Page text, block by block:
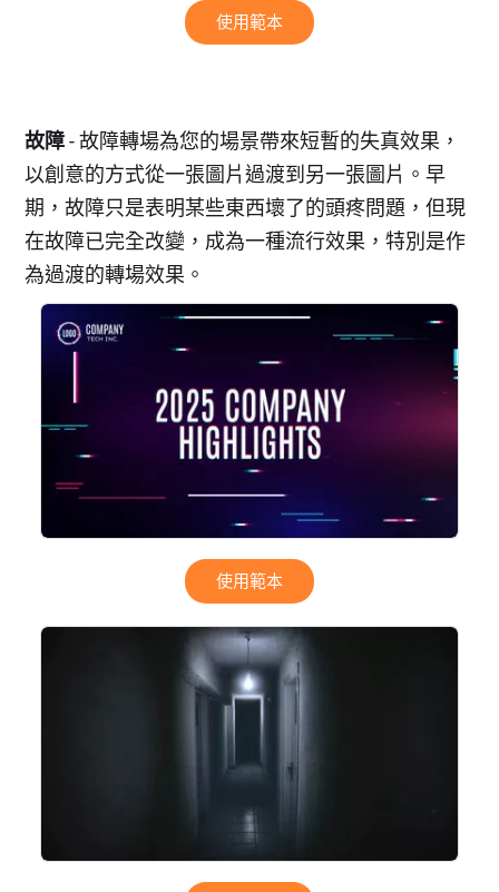
使用範本
故障- 故障轉場為您的場景帶來短暫的失真效果，
以創意的方式從一張圖片過渡到另一張圖片。早
期，故障只是表明某些東西壞了的頭疼問題，但現
在故障已完全改變，成為一種流行效果，特別是作
為過渡的轉場效果。
使用範本